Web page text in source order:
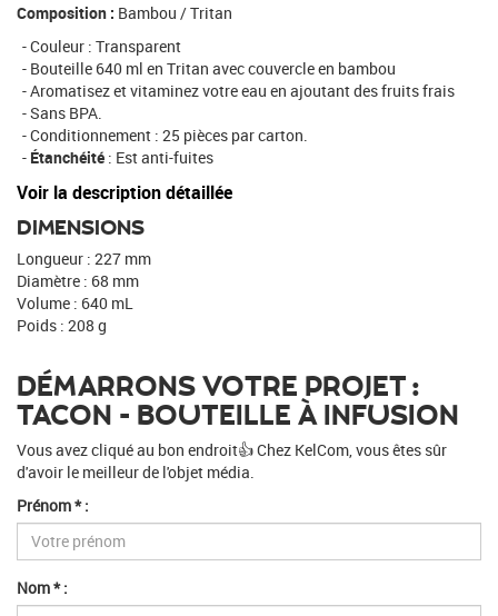
Composition : Bambou / Tritan
Couleur : Transparent
Bouteille 640 ml en Tritan avec couvercle en bambou
Aromatisez et vitaminez votre eau en ajoutant des fruits frais
Sans BPA.
Conditionnement : 25 pièces par carton.
Étanchéité : Est anti-fuites
Voir la description détaillée
DIMENSIONS
Longueur : 227 mm
Diamètre : 68 mm
Volume : 640 mL
Poids : 208 g
DÉMARRONS VOTRE PROJET :
TACON - BOUTEILLE À INFUSION
Vous avez cliqué au bon endroit👍 Chez KelCom, vous êtes sûr
d'avoir le meilleur de l'objet média.
Prénom * :
Nom * :